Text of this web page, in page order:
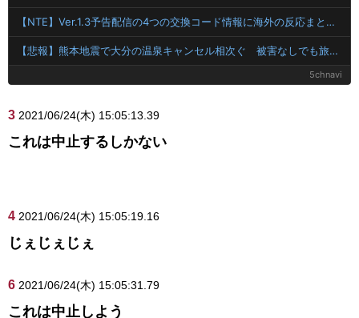
【NTE】Ver.1.3予告配信の4つの交換コード情報に海外の反応まとめ！
【悲報】熊本地震で大分の温泉キャンセル相次ぐ 被害なしでも旅行先変更
5chnavi
3 2021/06/24(木) 15:05:13.39
これは中止するしかない
4 2021/06/24(木) 15:05:19.16
じぇじぇじぇ
6 2021/06/24(木) 15:05:31.79
これは中止しよう